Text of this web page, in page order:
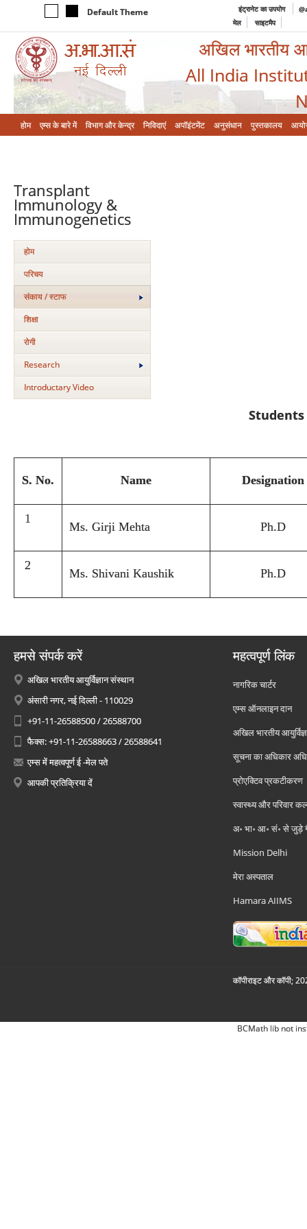
Default Theme इंट्रानेट का उपयोग
मेल
साइटमैप
अखिल भारतीय
All India
होम एम्‍स के बारे में विभाग और केन्‍द्र निविदाएं अपॉइंटमेंट अनुसंधान पुस्तकालय
Transplant
Immunology &
Immunogenetics
होम
परिचय
संकाय / स्टाफ
शिक्षा
रोगी
Research
Introductary Video
Students
S. No. Name Designation
1
Ms. Girji Mehta Ph.D
2
Ms. Shivani Kaushik Ph.D
हमसे संपर्क करें
अखिल भारतीय आयुर्विज्ञान संस्थान
अंसारी नगर, नई दिल्ली - 110029
+91-11-26588500 / 26588700
फैक्स: +91-11-26588663 / 26588641
एम्स में महत्वपूर्ण ई -मेल पते
आपकी प्रतिक्रिया दें
महत्वपूर्ण लिंक
नागरिक चार्टर
एम्स ऑनलाइन दान
अखिल भारतीय
सूचना का अधिकार
प्रोएक्टिव प्रकटीकरण
स्वास्थ्य और परिवार
अ॰ भा॰ आ॰ सं॰ से जुड़े
Mission Delhi
मेरा अस्पताल
Hamara AIIMS
कॉपीराइट और कॉपी;
BCMath lib not